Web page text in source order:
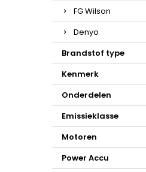
FG Wilson
Denyo
Brandstof type
Kenmerk
Onderdelen
Emissieklasse
Motoren
Power Accu